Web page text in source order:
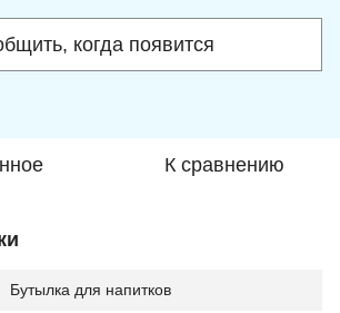
когда появится
К сравнению
Бутылка для напитков